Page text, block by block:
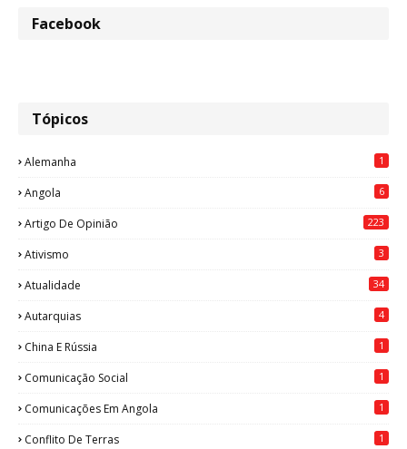
Facebook
Tópicos
Alemanha 1
Angola 6
Artigo De Opinião 223
Ativismo 3
Atualidade 34
Autarquias 4
China E Rússia 1
Comunicação Social 1
Comunicações Em Angola 1
Conflito De Terras 1